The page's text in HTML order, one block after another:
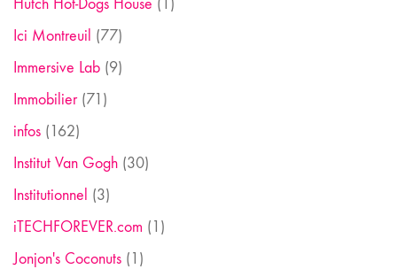
Ici Montreuil (77)
Immersive Lab (9)
Immobilier(71)
infos (162)
Institut Van Gogh (30)
Institutionnel (3)
iTECHFOREVER.com (1)
Jonjon's Coconuts (1)